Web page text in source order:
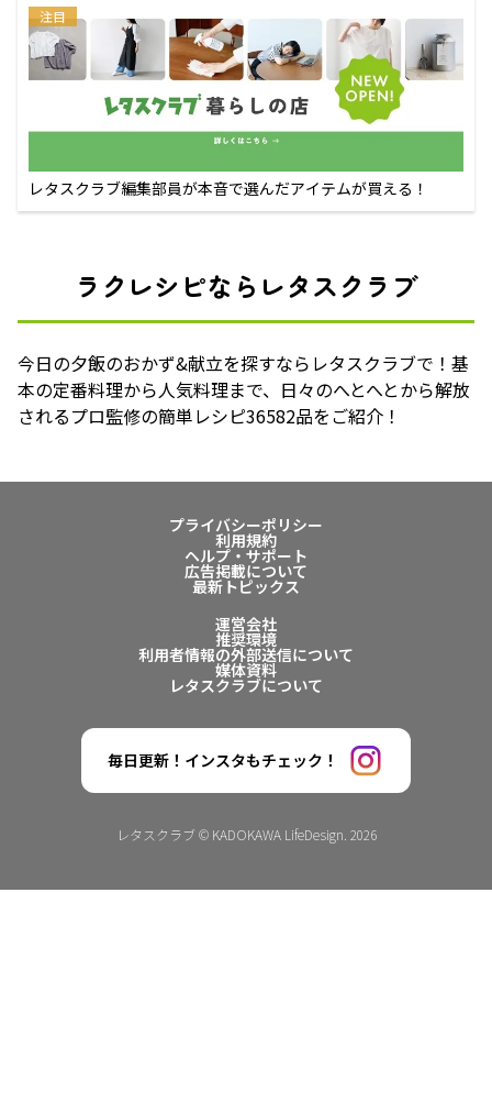
注目
レタスクラブ編集部員が本音で選んだアイテムが買える！
ラクレシピならレタスクラブ
今日の夕飯のおかず&献立を探すならレタスクラブで！基
本の定番料理から人気料理まで、日々のへとへとから解放
されるプロ監修の簡単レシピ36582品をご紹介！
プライバシーポリシー
利用規約
ヘルプ・サポート
広告掲載について
最新トピックス
運営会社
推奨環境
利用者情報の外部送信について
媒体資料
レタスクラブについて
毎日更新！インスタもチェック！
レタスクラブ © KADOKAWA LifeDesign. 2026